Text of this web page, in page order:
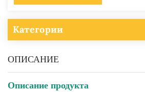
Категории
ОПИСАНИЕ
Описание продукта